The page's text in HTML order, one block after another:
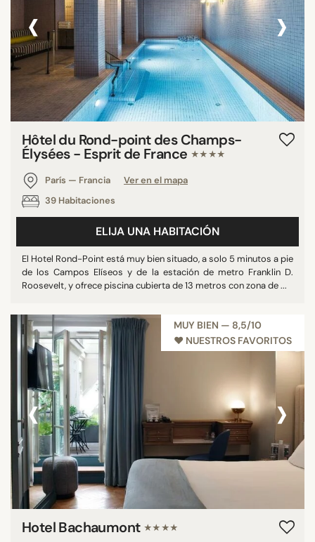
‹ ›
Hôtel du Rond-point des Champs-
Élysées - Esprit de France ★★★★
París — Francia
Ver en el mapa
39 Habitaciones
ELIJA UNA HABITACIÓN
El Hotel Rond-Point está muy bien situado, a solo 5 minutos a pie
de los Campos Elíseos y de la estación de metro Franklin D.
Roosevelt, y ofrece piscina cubierta de 13 metros con zona de ...
MUY BIEN — 8,5/10
♥︎ NUESTROS FAVORITOS
‹ ›
Hotel Bachaumont ★★★★